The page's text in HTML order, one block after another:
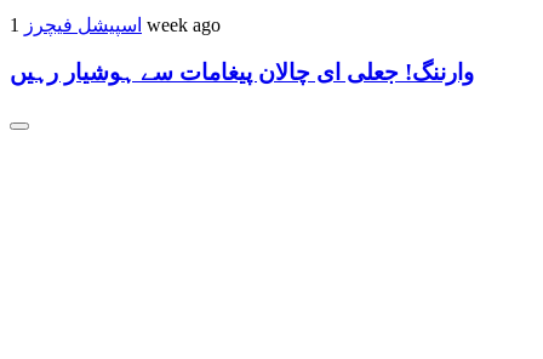
اسپیشل فیچرز 1 week ago
وارننگ! جعلی ای چالان پیغامات سے ہوشیار رہیں